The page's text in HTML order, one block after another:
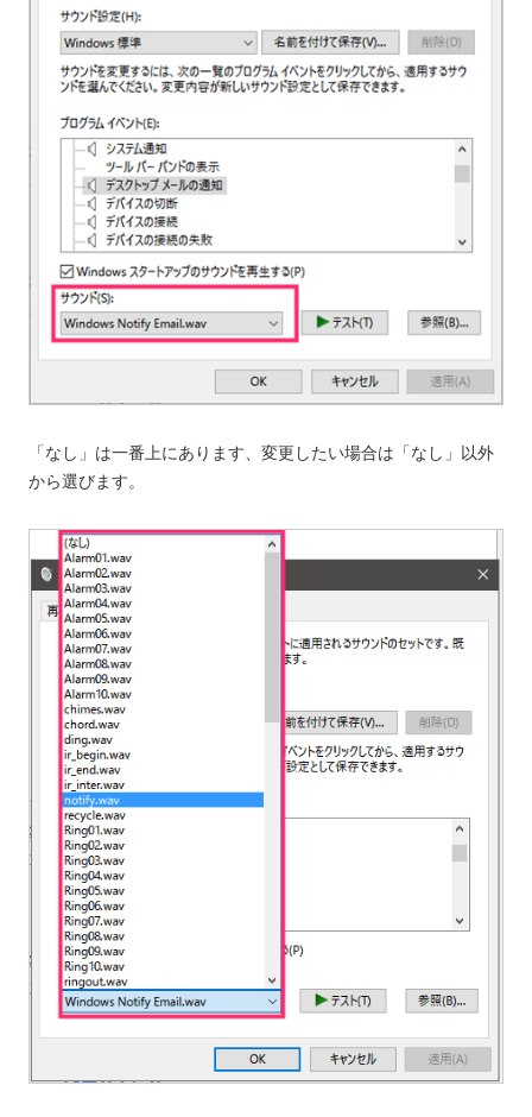
「なし」は一番上にあります、変更したい場合は「なし」以外
から選びます。